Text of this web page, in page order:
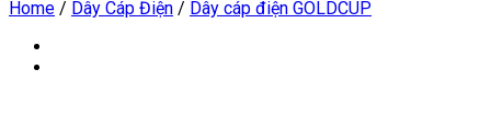
Home / Dây Cáp Điện / Dây cáp điện GOLDCUP